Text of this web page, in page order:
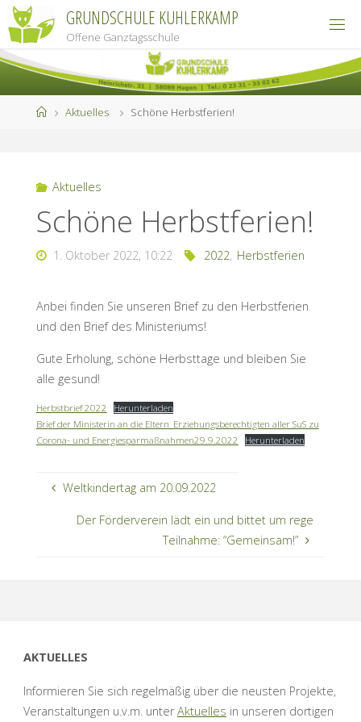
Zum
Inhalt
springen
GRUNDSCHULE KUHLERKAMP
Offene Ganztagsschule
StartAktuelles Schöne Herbstferien!
Aktuelles
Schöne Herbstferien!
1. Oktober 2022, 10:22 2022, Herbstferien
Anbei finden Sie unseren Brief zu den Herbstferien
und den Brief des Ministeriums!
Gute Erholung, schöne Herbsttage und bleiben Sie
alle gesund!
Herbstbrief 2022
Herunterladen
Brief der Ministerin an die Eltern_Erziehungsberechtigten aller SuS zu
Corona- und Energiesparmaßnahmen29.9.2022
Herunterladen
Weltkindertag am 20.09.2022
Der Förderverein lädt ein und bittet um rege
Teilnahme: “Gemeinsam!”
AKTUELLES
Informieren Sie sich regelmäßig über die neusten Projekte,
Veranstaltungen u.v.m. unterAktuelles in unseren dortigen